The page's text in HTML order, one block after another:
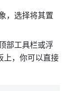
，选择将其置
部工具栏或浮
上，你可以直接